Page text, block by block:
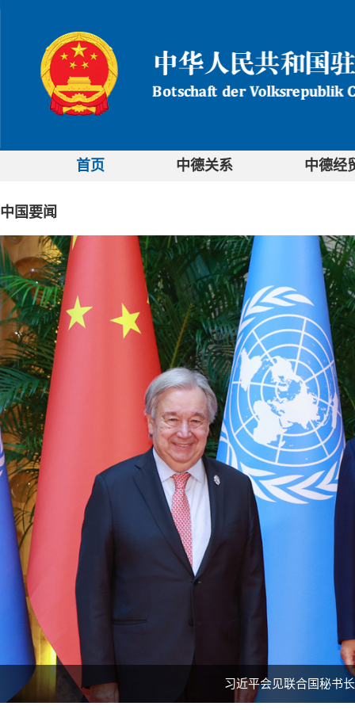
首页 中德关系 中德经
中国要闻
习近平会见联合国秘书